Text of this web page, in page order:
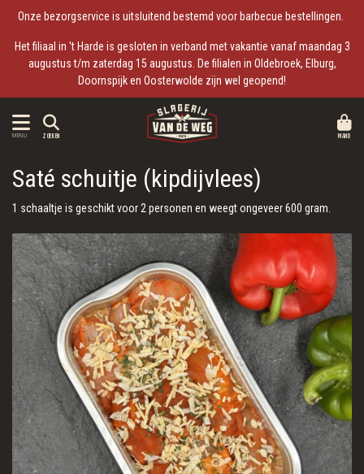
Onze bezorgservice is uitsluitend bestemd voor barbecue bestellingen.
Het filiaal in 't Harde is gesloten in verband met vakantie vanaf maandag 3
augustus t/m zaterdag 15 augustus. De filialen in Oldebroek, Elburg,
Doornspijk en Oosterwolde zijn wel geopend!
MENU ZOEKEN MAND
Saté schuitje (kipdijvlees)
1 schaaltje is geschikt voor 2 personen en weegt ongeveer 600 gram.